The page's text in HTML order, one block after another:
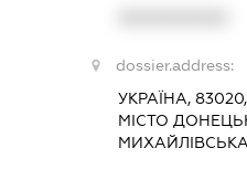
dossier.address:
УКРАЇНА,
МІСТО